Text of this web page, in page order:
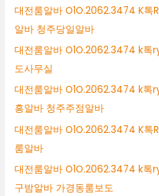
대전룸알바 O1O.2062.3474 K톡
알바 청주당일알바
대전룸알바 O1O.2062.3474 k
도사무실
대전룸알바 O1O.2062.3474 k
흥알바 청주주점알바
대전룸알바 O1O.2062.3474 K톡
룸알바
대전룸알바 O1O.2062.3474 k
구밤알바 가경동룸보도